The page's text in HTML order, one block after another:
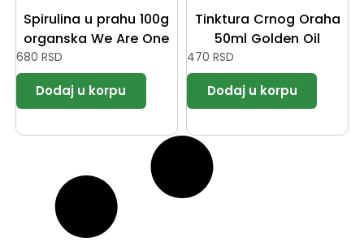
Spirulina u prahu 100g
organska We Are One
680 RSD
Tinktura Crnog Oraha
50ml Golden Oil
470 RSD